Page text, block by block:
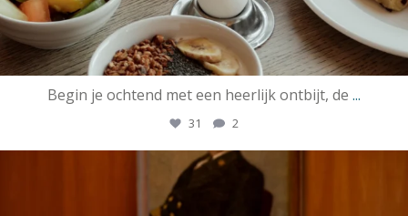
Begin je ochtend met een heerlijk ontbijt, de ...
31 2
ssrotterdamofficial